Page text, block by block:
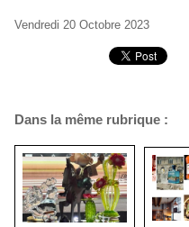
Vendredi 20 Octobre 2023
Dans la même rubrique :